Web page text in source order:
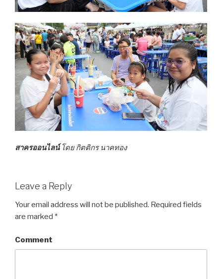
สาครออนไลน์ โดย กิตติกร นาคทอง
Leave a Reply
Your email address will not be published. Required fields
are marked *
Comment